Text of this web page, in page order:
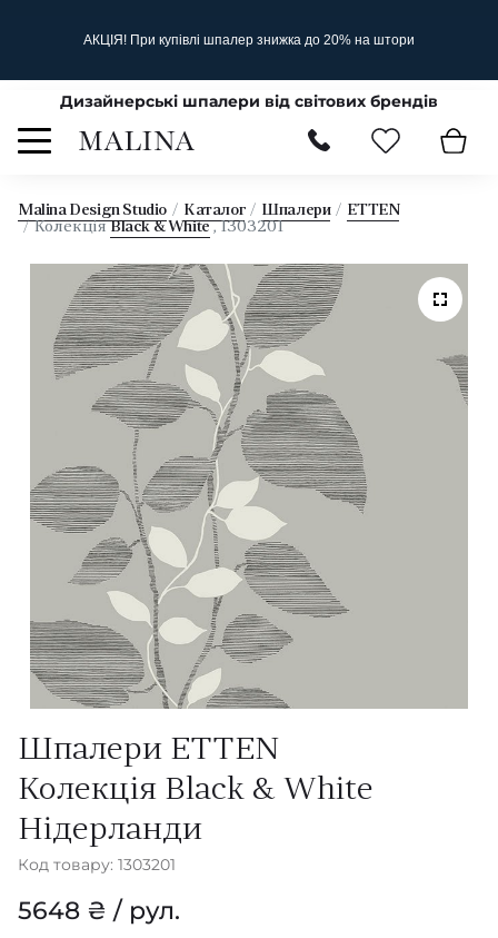
АКЦІЯ! При купівлі шпалер знижка до 20% на штори
Дизайнерські шпалери від світових брендів
Malina Design Studio Каталог Шпалери
ETTEN
Колекція Black & White , 1303201
Шпалери ETTEN
Колекція Black & White
Нідерланди
Код товару: 1303201
5648 ₴ / рул.